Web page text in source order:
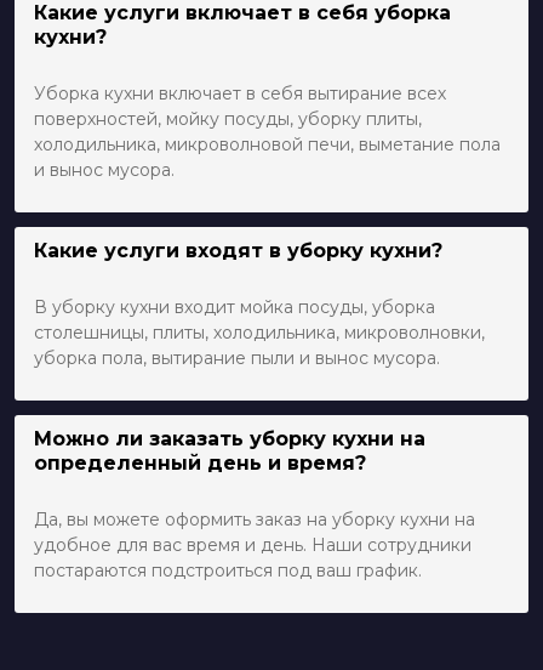
Какие услуги включает в себя уборка
кухни?
Уборка кухни включает в себя вытирание всех
поверхностей, мойку посуды, уборку плиты,
холодильника, микроволновой печи, выметание пола
и вынос мусора.
Какие услуги входят в уборку кухни?
В уборку кухни входит мойка посуды, уборка
столешницы, плиты, холодильника, микроволновки,
уборка пола, вытирание пыли и вынос мусора.
Можно ли заказать уборку кухни на
определенный день и время?
Да, вы можете оформить заказ на уборку кухни на
удобное для вас время и день. Наши сотрудники
постараются подстроиться под ваш график.